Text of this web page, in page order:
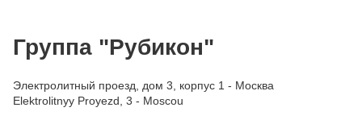
Группа "Рубикон"
Электролитный проезд, дом 3, корпус 1 - Москва
Elektrolitnyy Proyezd, 3 - Moscou